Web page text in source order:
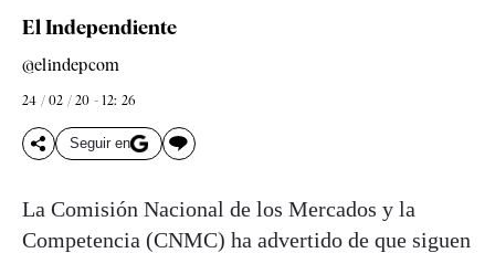
El Independiente
@elindepcom
24 / 02 / 20 - 12: 26
Seguir en
La Comisión Nacional de los Mercados y la
Competencia (CNMC) ha advertido de que siguen